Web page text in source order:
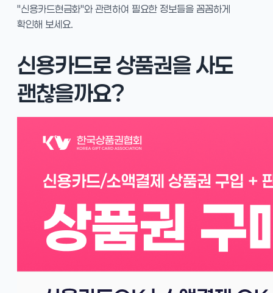
"신용카드현금화"와 관련하여 필요한 정보들을 꼼꼼하게
확인해 보세요.
신용카드로 상품권을 사도
괜찮을까요?